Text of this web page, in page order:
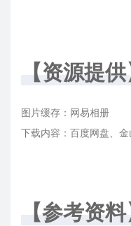
【资源提供
图片缓存：网易相册
下载内容：百度网盘、
【参考资料